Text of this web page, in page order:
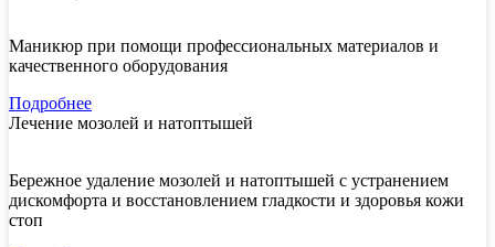
Маникюр при помощи профессиональных материалов и
качественного оборудования
Подробнее
Лечение мозолей и натоптышей
Бережное удаление мозолей и натоптышей с устранением
дискомфорта и восстановлением гладкости и здоровья кожи
стоп